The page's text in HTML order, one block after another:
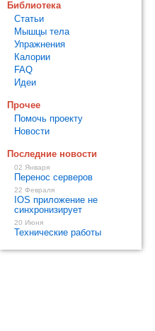
Библиотека
Статьи
Мышцы тела
Упражнения
Калории
FAQ
Идеи
Прочее
Помочь проекту
Новости
Последние новости
02 Января
Перенос серверов
22 Февраля
IOS приложение не
синхронизирует
20 Июня
Технические работы